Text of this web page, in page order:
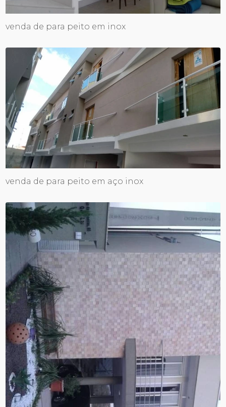
venda de para peito em inox
venda de para peito em aço inox